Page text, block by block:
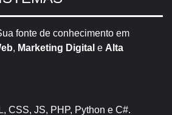
fonte de conhecimento em
, Marketing Digital e Alta
CSS, JS, PHP, Python e C#.